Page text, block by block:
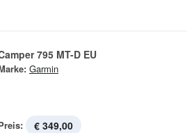
795 MT-D EU
Garmin
€ 349,00